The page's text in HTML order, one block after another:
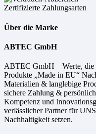
Zertifizierte Zahlungsarten
Über die Marke
ABTEC GmbH
ABTEC GmbH – Werte, die
Produkte „Made in EU“
Materialien & langlebige
sichere Zahlung &
Kompetenz und
verlässlicher Partner für
Nachhaltigkeit setzen.